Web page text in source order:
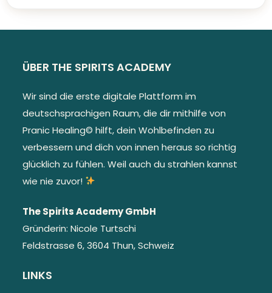
ÜBER THE SPIRITS ACADEMY
Wir sind die erste digitale Plattform im
deutschsprachigen Raum, die dir mithilfe von
Pranic Healing© hilft, dein Wohlbefinden zu
verbessern und dich von innen heraus so richtig
glücklich zu fühlen. Weil auch du strahlen kannst
wie nie zuvor!
The Spirits Academy GmbH
Gründerin: Nicole Turtschi
Feldstrasse 6, 3604 Thun, Schweiz
LINKS